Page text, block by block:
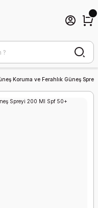
Koruma ve Ferahlık Güneş